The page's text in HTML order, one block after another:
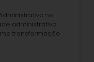
no
administrativa
transformação